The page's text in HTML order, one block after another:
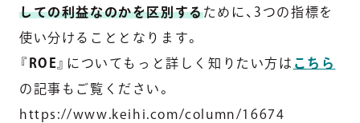
しての利益なのかを区別するために、3つの指標を
使い分けることとなります。
『 ROE 』についてもっと詳しく知りたい方は こちら
の記事もご覧ください。
https://www.keihi.com/column/16674